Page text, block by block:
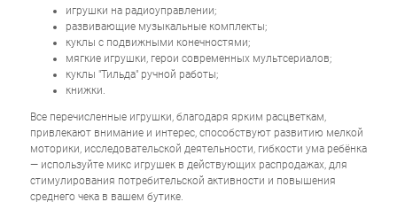
игрушки на радиоуправлении;
развивающие музыкальные комплекты;
куклы с подвижными конечностями;
мягкие игрушки, герои современных мультсериалов;
куклы "Тильда" ручной работы;
книжки.
Все перечисленные игрушки, благодаря ярким расцветкам,
привлекают внимание и интерес, способствуют развитию мелкой
моторики, исследовательской деятельности, гибкости ума ребёнка
— используйте микс игрушек в действующих распродажах, для
стимулирования потребительской активности и повышения
среднего чека в вашем бутике.